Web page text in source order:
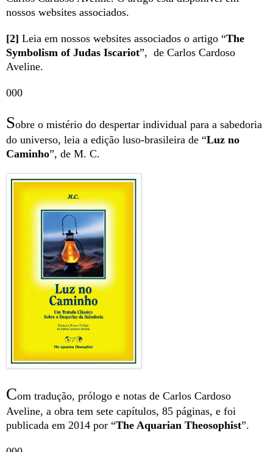
nossos websites associados.
[2] Leia em nossos websites associados o artigo “The
Symbolism of Judas Iscariot”, de Carlos Cardoso
Aveline.
000
Sobre o mistério do despertar individual para a sabedoria
do universo, leia a edição luso-brasileira de “Luz no
Caminho”, de M. C.
Com tradução, prólogo e notas de Carlos Cardoso
Aveline, a obra tem sete capítulos, 85 páginas, e foi
publicada em 2014 por “The Aquarian Theosophist”.